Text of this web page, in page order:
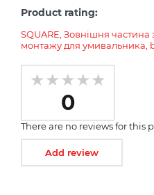
Product rating:
SQUARE, Зовнішня
монтажу для умивальника,
0
There are no reviews for this
Add review